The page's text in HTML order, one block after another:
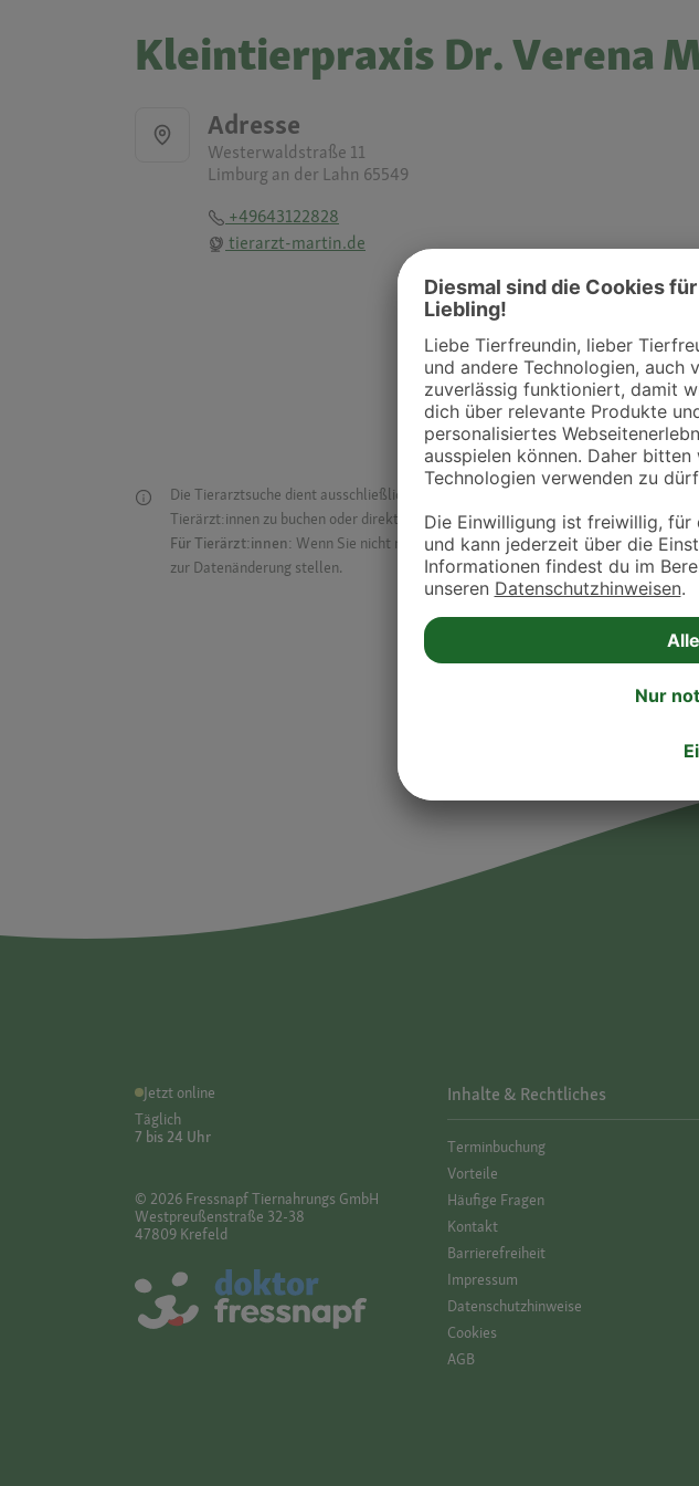
Kleintierpraxis Dr. Verena
Adresse
Westerwaldstraße 11
Limburg an der Lahn 65549
+49643122828
tierarzt-martin.de
Die Tierarztsuche dient ausschließlich dazu, Tierarztpraxen und Kliniken in deiner
Tierärzt:innen zu buchen oder direkt mit ihnen in Kontakt zu treten. Bitte wende
Für Tierärzt:innen: Wenn Sie nicht mehr auf der Dr. Fressnapf Tierarztsuche als
zur Datenänderung stellen.
Jetzt online
Täglich
7 bis 24 Uhr
© 2026 Fressnapf Tiernahrungs GmbH
Westpreußenstraße 32-38
47809 Krefeld
Inhalte & Rechtliches
Termin­buchung
Vorteile
Häufige Fragen
Kontakt
Barrierefreiheit
Impressum
Datenschutz­hinweise
Cookies
AGB